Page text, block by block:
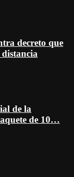
decreto que
de la
de 10…